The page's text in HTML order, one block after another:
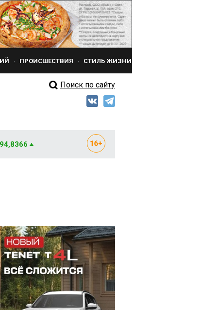
ПРОИСШЕСТВИЯ СТИЛЬ ЖИЗНИ
Поиск по сайту